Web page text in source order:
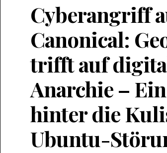
Cyberangriff
Canonical:
trifft auf
Anarchie –
hinter die
Ubuntu-